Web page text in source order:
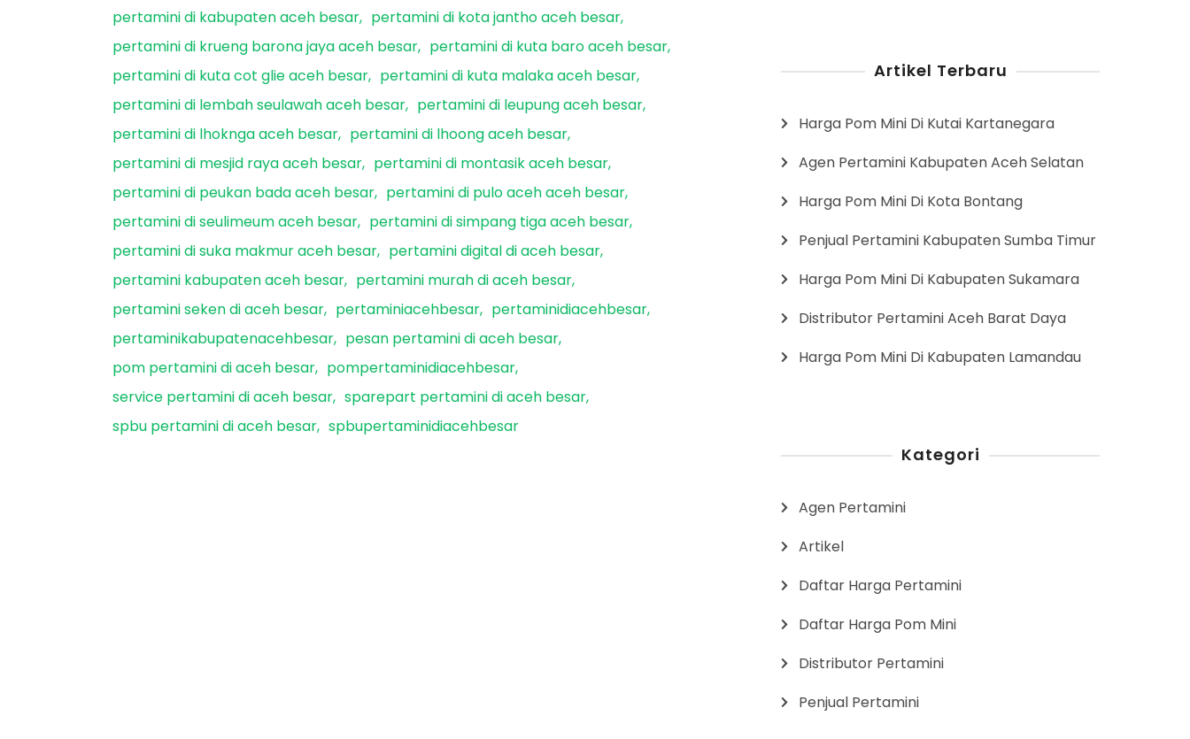
pertamini di kabupaten aceh besar
pertamini di kota jantho aceh besar
pertamini di krueng barona jaya aceh besar
pertamini di kuta baro aceh besar
pertamini di kuta cot glie aceh besar
pertamini di kuta malaka aceh besar
pertamini di lembah seulawah aceh besar
pertamini di leupung aceh besar
pertamini di lhoknga aceh besar
pertamini di lhoong aceh besar
pertamini di mesjid raya aceh besar
pertamini di montasik aceh besar
pertamini di peukan bada aceh besar
pertamini di pulo aceh aceh besar
pertamini di seulimeum aceh besar
pertamini di simpang tiga aceh besar
pertamini di suka makmur aceh besar
pertamini digital di aceh besar
pertamini kabupaten aceh besar
pertamini murah di aceh besar
pertamini seken di aceh besar
pertaminiacehbesar
pertaminidiacehbesar
pertaminikabupatenacehbesar
pesan pertamini di aceh besar
pom pertamini di aceh besar
pompertaminidiacehbesar
service pertamini di aceh besar sparepart pertamini di aceh besar
spbu pertamini di aceh besar spbupertaminidiacehbesar
Artikel Terbaru
Harga Pom Mini Di Kutai Kartanegara
Agen Pertamini Kabupaten Aceh Selatan
Harga Pom Mini Di Kota Bontang
Penjual Pertamini Kabupaten Sumba Timur
Harga Pom Mini Di Kabupaten Sukamara
Distributor Pertamini Aceh Barat Daya
Harga Pom Mini Di Kabupaten Lamandau
Kategori
Agen Pertamini
Artikel
Daftar Harga Pertamini
Daftar Harga Pom Mini
Distributor Pertamini
Penjual Pertamini